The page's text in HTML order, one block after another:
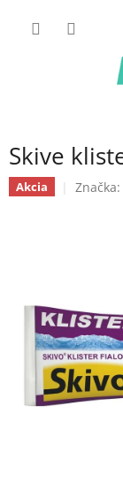
Skive
Akcia Značka: